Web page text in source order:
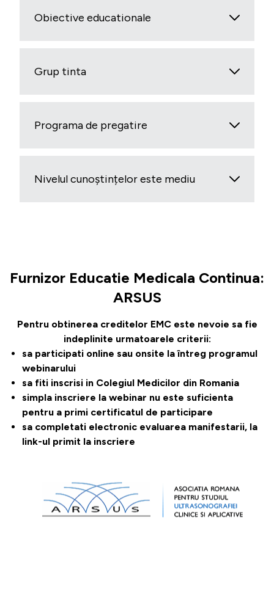
Obiective educationale
Grup tinta
Programa de pregatire
Nivelul cunoștințelor este mediu
Furnizor Educatie Medicala Continua:
ARSUS
Pentru obtinerea creditelor EMC este nevoie sa fie
indeplinite urmatoarele criterii:
sa participati online sau onsite la întreg programul
webinarului
sa fiti inscrisi in Colegiul Medicilor din Romania
simpla inscriere la webinar nu este suficienta
pentru a primi certificatul de participare
sa completati electronic evaluarea manifestarii, la
link-ul primit la inscriere